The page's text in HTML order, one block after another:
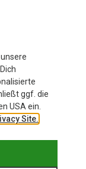
ggf. die
USA ein.
Site.